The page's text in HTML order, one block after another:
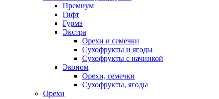
Премиум
Гифт
Гурмэ
Экстра
Орехи и семечки
Сухофрукты и ягоды
Сухофрукты с начинкой
Эконом
Орехи, семечки
Сухофрукты, ягоды
Орехи